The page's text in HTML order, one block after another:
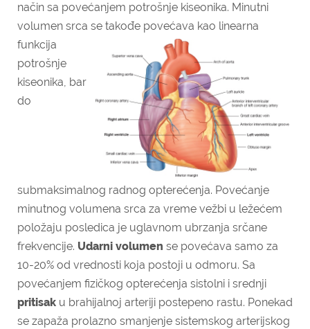
način sa povećanjem potrošnje kiseonika. Minutni
volumen srca se takođe povećava kao linearna
funkcija
potrošnje
kiseonika, bar
do
submaksimalnog radnog opterećenja. Povećanje
minutnog volumena srca za vreme vežbi u ležećem
položaju posledica je uglavnom ubrzanja srčane
frekvencije. Udarni volumen se povećava samo za
10-20% od vrednosti koja postoji u odmoru. Sa
povećanjem fizičkog opterećenja sistolni i srednji
pritisak u brahijalnoj arteriji postepeno rastu. Ponekad
se zapaža prolazno smanjenje sistemskog arterijskog